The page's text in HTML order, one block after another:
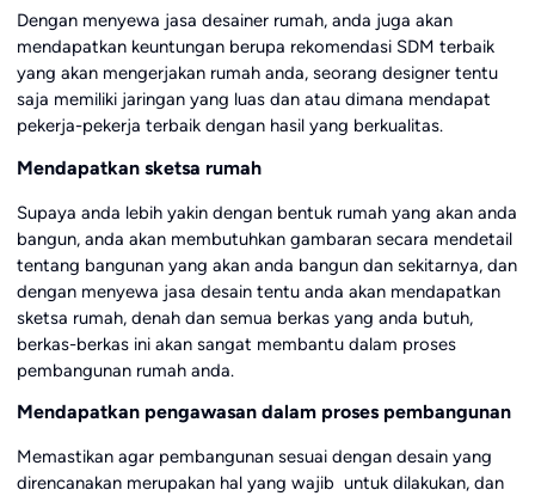
Dengan menyewa jasa desainer rumah, anda juga akan
mendapatkan keuntungan berupa rekomendasi SDM terbaik
yang akan mengerjakan rumah anda, seorang designer tentu
saja memiliki jaringan yang luas dan atau dimana mendapat
pekerja-pekerja terbaik dengan hasil yang berkualitas.
Mendapatkan sketsa rumah
Supaya anda lebih yakin dengan bentuk rumah yang akan anda
bangun, anda akan membutuhkan gambaran secara mendetail
tentang bangunan yang akan anda bangun dan sekitarnya, dan
dengan menyewa jasa desain tentu anda akan mendapatkan
sketsa rumah, denah dan semua berkas yang anda butuh,
berkas-berkas ini akan sangat membantu dalam proses
pembangunan rumah anda.
Mendapatkan pengawasan dalam proses pembangunan
Memastikan agar pembangunan sesuai dengan desain yang
direncanakan merupakan hal yang wajib untuk dilakukan, dan